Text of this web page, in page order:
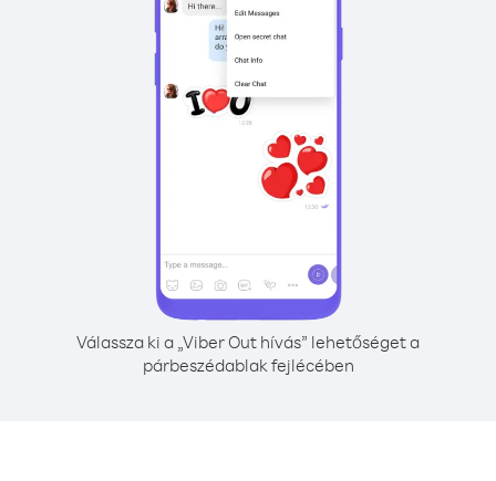
Válassza ki a „Viber Out hívás” lehetőséget a
párbeszédablak fejlécében